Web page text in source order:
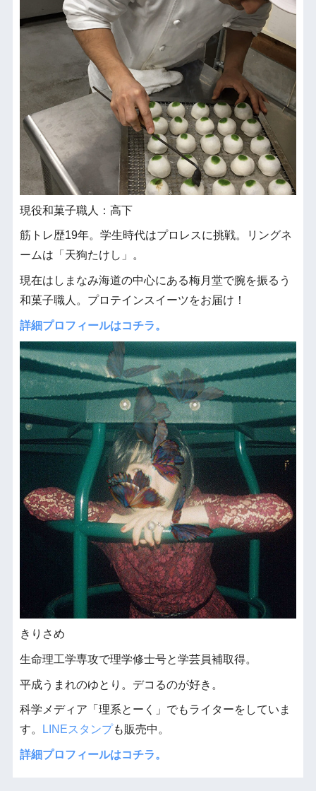
現役和菓子職人：高下
筋トレ歴19年。学生時代はプロレスに挑戦。リングネ
ームは「天狗たけし」。
現在はしまなみ海道の中心にある梅月堂で腕を振るう
和菓子職人。プロテインスイーツをお届け！
詳細プロフィールはコチラ。
きりさめ
生命理工学専攻で理学修士号と学芸員補取得。
平成うまれのゆとり。デコるのが好き。
科学メディア「理系とーく」でもライターをしていま
す。
LINEスタンプも販売中。
詳細プロフィールはコチラ。